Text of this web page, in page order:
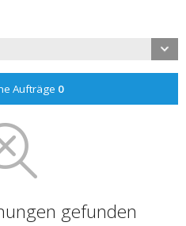
Aufträge 0
gefunden